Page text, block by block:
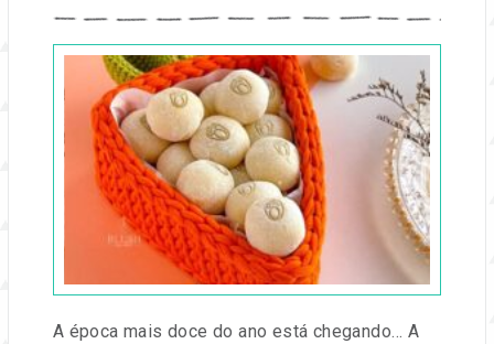
Publicado
em
fev,
2025por
Entre
A época mais doce do ano está chegando… A